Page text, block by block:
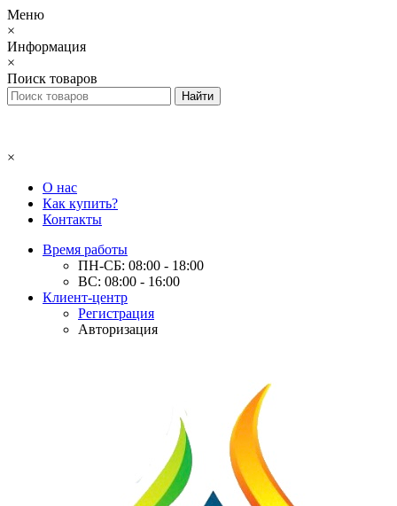
Меню
×
Информация
×
Поиск товаров
×
О нас
Как купить?
Контакты
Время работы
ПН-СБ: 08:00 - 18:00
ВС: 08:00 - 16:00
Клиент-центр
Регистрация
Авторизация